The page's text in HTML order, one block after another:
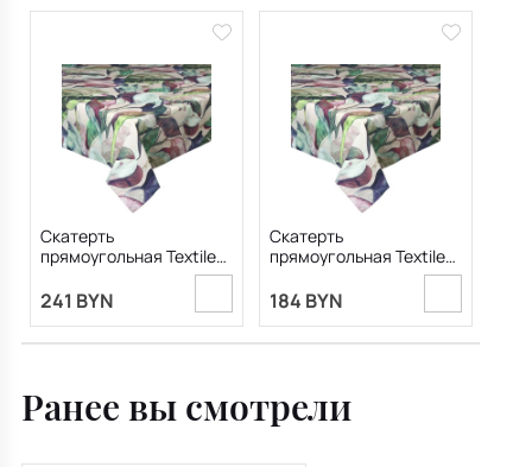
Скатерть
прямоугольная Textile
Calypso 150х300 см,
розовая
241 BYN
Скатерть
прямоугольная Textile
Calypso 140х240 см,
розовая
184 BYN
Ранее вы смотрели